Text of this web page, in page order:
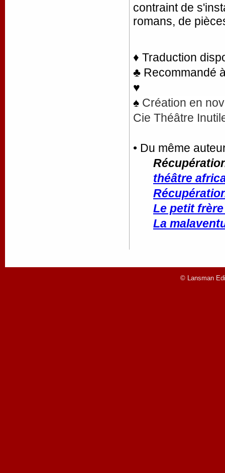
contraint de
romans, de
♦ Traduction
♣ Recommandé
♥
♠ Création en
Cie Théâtre
• Du même
théâtre
Le petit
La
© Lansman